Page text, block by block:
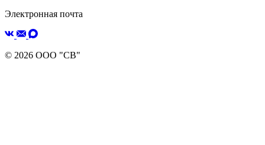
Электронная почта
© 2026 ООО "СВ"